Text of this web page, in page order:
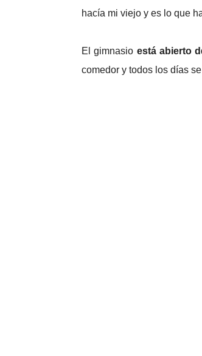
hacía mi viejo y es lo que
El gimnasio está abierto
comedor y todos los días